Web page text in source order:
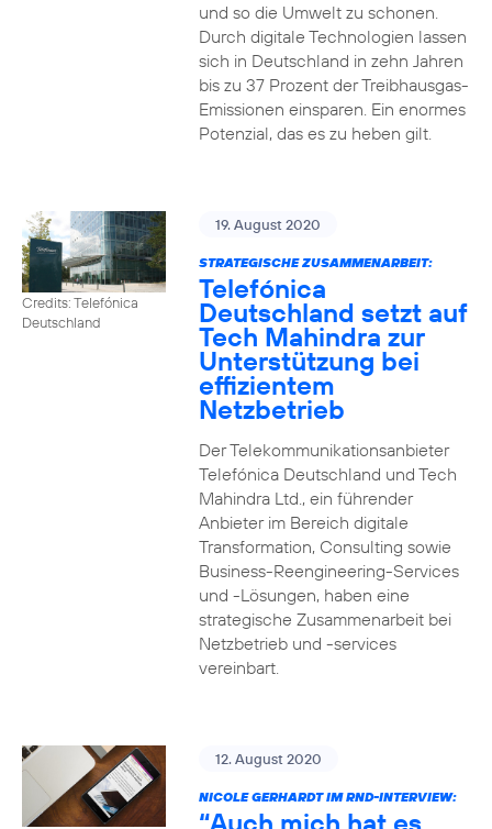
und so die Umwelt zu schonen.
Durch digitale Technologien lassen
sich in Deutschland in zehn Jahren
bis zu 37 Prozent der Treibhausgas-
Emissionen einsparen. Ein enormes
Potenzial, das es zu heben gilt.
Credits: Telefónica
Deutschland
19. August 2020
STRATEGISCHE ZUSAMMENARBEIT:
Telefónica
Deutschland setzt auf
Tech Mahindra zur
Unterstützung bei
effizientem
Netzbetrieb
Der Telekommunikationsanbieter
Telefónica Deutschland und Tech
Mahindra Ltd., ein führender
Anbieter im Bereich digitale
Transformation, Consulting sowie
Business-Reengineering-Services
und -Lösungen, haben eine
strategische Zusammenarbeit bei
Netzbetrieb und -services
vereinbart.
12. August 2020
NICOLE GERHARDT IM RND-INTERVIEW:
“Auch mich hat es